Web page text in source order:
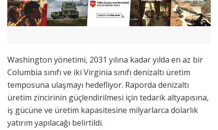
Washington yönetimi, 2031 yılına kadar yılda en az bir
Columbia sınıfı ve iki Virginia sınıfı denizaltı üretim
temposuna ulaşmayı hedefliyor. Raporda denizaltı
üretim zincirinin güçlendirilmesi için tedarik altyapısına,
iş gücüne ve üretim kapasitesine milyarlarca dolarlık
yatırım yapılacağı belirtildi.